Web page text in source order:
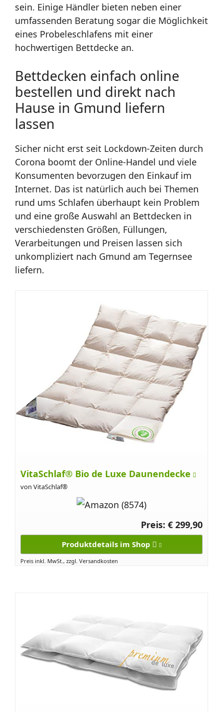
sein. Einige Händler bieten neben einer
umfassenden Beratung sogar die Möglichkeit
eines Probeleschlafens mit einer
hochwertigen Bettdecke an.
Bettdecken einfach online
bestellen und direkt nach
Hause in Gmund liefern
lassen
Sicher nicht erst seit Lockdown-Zeiten durch
Corona boomt der Online-Handel und viele
Konsumenten bevorzugen den Einkauf im
Internet. Das ist natürlich auch bei Themen
rund ums Schlafen überhaupt kein Problem
und eine große Auswahl an Bettdecken in
verschiedensten Größen, Füllungen,
Verarbeitungen und Preisen lassen sich
unkompliziert nach Gmund am Tegernsee
liefern.
VitaSchlaf® Bio de Luxe Daunendecke
von VitaSchlaf®
Preis: € 299,90
Produktdetails im Shop
Preis inkl. MwSt., zzgl. Versandkosten